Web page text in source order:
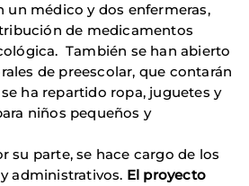
un médico y dos enfermeras,
de medicamentos
También se han abierto
de preescolar, que contarán
ha repartido ropa, juguetes y
niños pequeños y
su parte, se hace cargo de los
administrativos. El proyecto